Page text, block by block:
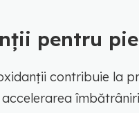
pentru
contribuie la